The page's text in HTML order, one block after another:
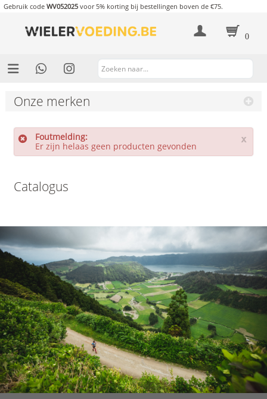
Gebruik code WV052025voor 5% korting bij bestellingen boven de €75.
0
Onze merken
Foutmelding:
Er zijn helaas geen producten gevonden
x
Catalogus